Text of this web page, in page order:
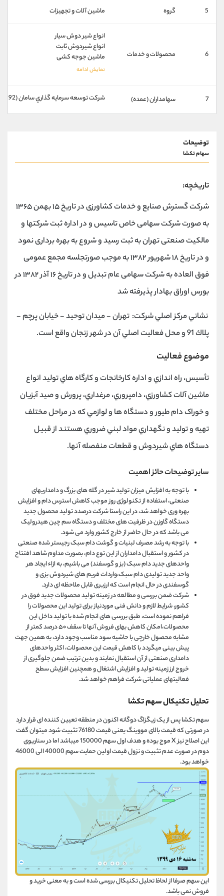
5 گروه ماشين آلات و تجهيزات
6 محصولات و خدمات
انواع شير دوش سيار
انواع شيردوش ثابت
ماشين جوجه کشی
7 سهامداران (عمده) شركت توسعه سرمايه گذاري سامان (43.92%)
توضیحات
سهام تکشا
تاریخچه:
شرکت گسترش صنایع و خدمات کشاورزی در تاریخ ۱۵ بهمن ۱۳۶۵
به صورت شرکت سهامی خاص تاسیس و در اداره ثبت شرکتها و
مالکیت صنعتی تهران به ثبت رسید و شروع به بهره برداری نمود
و در تاریخ ۱۸ شهریور ۱۳۸۲ به موجب صورتجلسه مجمع عمومی
فوق العاده به شرکت سهامی عام تبدیل و در تاریخ ۱۶ آذر ۱۳۸۲ در
بورس اوراق بهادار پذیرفته شد
نشاني مركز اصلي شركت: تهران - ميدان توحيد - خيابان پرچم -
پلاك 91 و محل فعاليت اصلي آن در شهر زنجان واقع است.
موضوع فعالیت
تأسيس، راه اندازي و اداره کارخانجات و کارگاه هاي توليد انواع
ماشين آلات کشاورزي، دامپروري، مرغداري، پرورش و صيد آبزيان
و خوراک دام طيور و دستگاه ها و لوازمي که در مراحل مختلف
تهيه و توليد و نگهداري مواد لبني ضروري هستند از قبيل
دستگاه هاي شيردوش و قطعات منفصله آنها.
سایر توضیحات حائز اهمیت
با توجه به افزایش میزان تولید شیر در گله های بزرگ و دامداریهای
صنعتی، استفاده از تکنولوژی روز موجب کاهش استرس دام و افزایش
بهره وری خواهد شد، در این راستا شرکت درصدد تولید محصول جدید
دستگاه گاوزن در ظرفیت های مختلف و دستگاه سم چین هیدرولیک
می باشد که در حال حاضر از خارج کشور وارد می شود.
با توجه به رشد مصرف لبنیات و گوشت دام سبک رجیستر شده صنعتی
در کشور و استقبال دامداران از این توع دام، بصورت مداوم شاهد افتتاح
واحدهای جدید دام سبک (بز و گوسفند) می باشیم، به ازاء ایجاد هر
واحد جدید تولیدی دام سبک،واردات فریم های شیردوش بزی و
گوسفندی در حال انجام است که ارزبری قابل ملاحظه ای دارد.
شرکت ضمن بررسی و مطالعه در زمینه تولید محصولات جدید فوق در
کشور، شرایط لازم و دانش فنی موردنیاز برای تولید این محصولات را
فراهم نموده است، طبق بررسی های انجام شده با تولید داخل این
محصولات،امکان کاهش بهای فروش آنها تا سقف ۵۰ درصد کمتر از
مشابه محصول خارچی با حاشیه سود مناسب وجود دارد، به همین جهت
پیش بینی میگردد با کاهش قیمت این محصولات، اکثر واحدهای
دامداری صنعتی از آن استقبال نمایند و بدین ترتیب ضمن جلوگیری از
خروج ارز زمینه تولید و افزایش اشتغال و همچنین افزایش سطح
فعالیتهای عملیاتی شرکت فراهم خواهد شد.
تحلیل تکنیکال سهم تکشا
سهم تکشا پس از یک زیگزاگ دوگانه اکنون در منطقه تعیین کننده ای قرار دارد
در صورتی که قیمت بالای مووینگ یعنی قیمت 76180 تثبیت شود میتوان گفت
این اصلاح نیز X موج بوده و هدف اول سهم 150000 میباشد اما در سناریوی
دوم در صورت عدم تثبیت و نزول قیمت اولین حمایت سهم 40000 الی 46000
خواهد بود.
این سهم صرفا از لحاظ تحلیل تکنیکال بررسی شده است و به معنی خرید و
فروش نمی باشد.